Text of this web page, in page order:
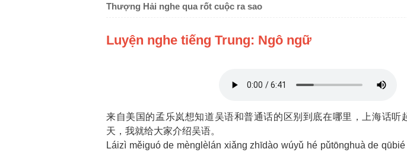
Thượng Hải nghe qua rốt cuộc ra sao
Luyện nghe tiếng Trung: Ngô ngữ
来自美国的孟乐岚想知道吴语和普通话的区别到底在哪里，上海话听
天，我就给大家介绍吴语。
Láizì měiguó de mènglèlán xiǎng zhīdào wúyǔ hé pǔtōnghuà de